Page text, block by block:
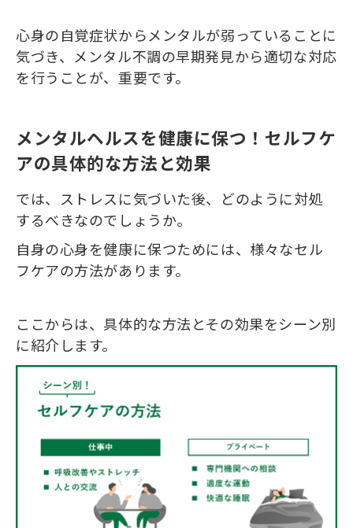
心身の自覚症状からメンタルが弱っていることに
気づき、メンタル不調の早期発見から適切な対応
を行うことが、重要です。
メンタルヘルスを健康に保つ！セルフケ
アの具体的な方法と効果
では、ストレスに気づいた後、どのように対処
するべきなのでしょうか。
自身の心身を健康に保つためには、様々なセル
フケアの方法があります。
ここからは、具体的な方法とその効果をシーン別
に紹介します。